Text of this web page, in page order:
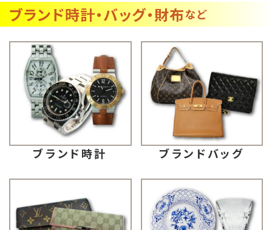
ブランド時計・バッグ・財布など
ブランド時計 ブランドバッグ